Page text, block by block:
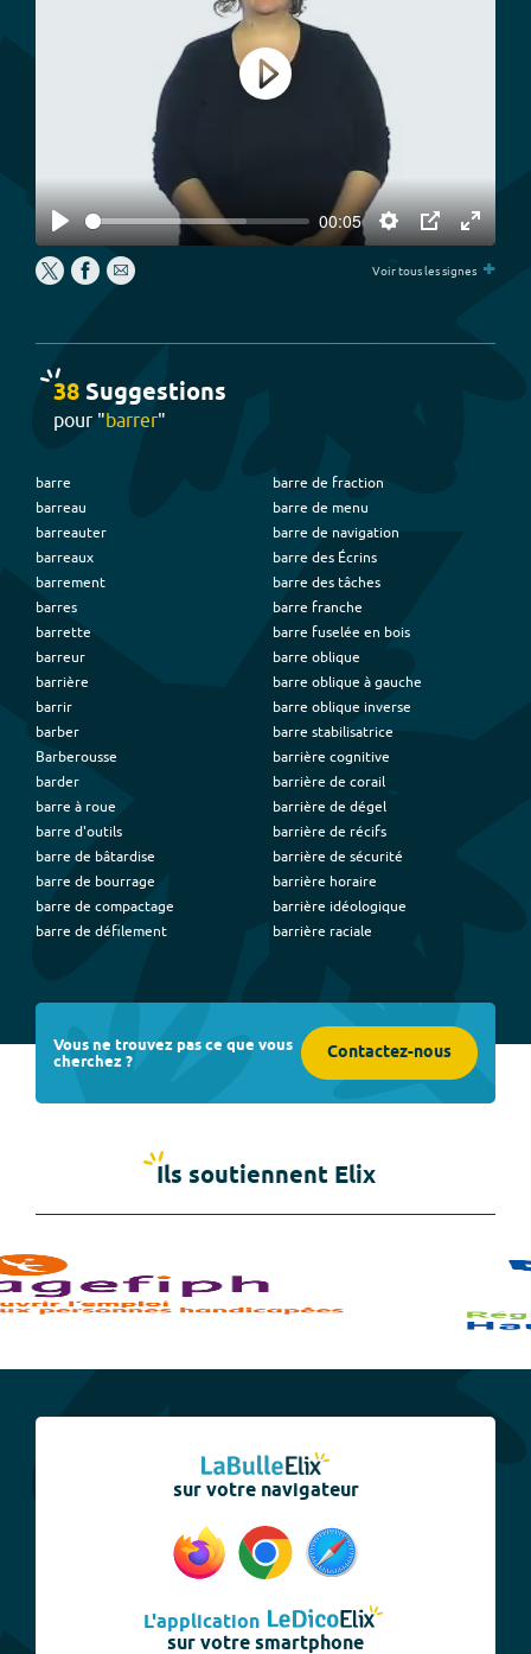
Play
00:05
Settings
PIP
Enter
Play
Voir tous les signes +
38Suggestions
pour "barrer"
barre
barreau
barreauter
barreaux
barrement
barres
barrette
barreur
barrière
barrir
barber
Barberousse
barder
barre à roue
barre d'outils
barre de bâtardise
barre de bourrage
barre de compactage
barre de défilement
barre de fraction
barre de menu
barre de navigation
barre des Écrins
barre des tâches
barre franche
barre fuselée en bois
barre oblique
barre oblique à gauche
barre oblique inverse
barre stabilisatrice
barrière cognitive
barrière de corail
barrière de dégel
barrière de récifs
barrière de sécurité
barrière horaire
barrière idéologique
barrière raciale
Vous ne trouvez pas ce que vous
cherchez ? Contactez-nous
Ils soutiennent Elix
sur votre navigateur
L'application
sur votre smartphone